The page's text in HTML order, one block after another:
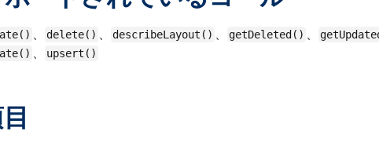
、 delete() 、 describeLayout() 、 getDeleted() 、
、 upsert()